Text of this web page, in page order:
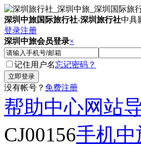
深圳中旅国际旅行社-深圳旅行社中具
登录注册
深圳中旅会员登录×
记住用户名忘记密码？
没有帐号？ 免费注册
帮助中心网站
CJ00156手机中